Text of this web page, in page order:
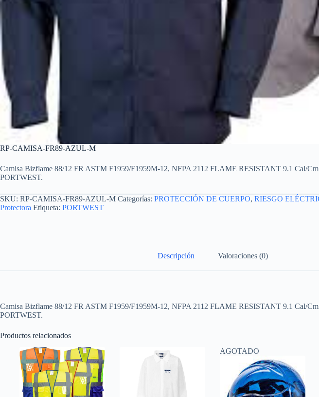
RP-CAMISA-FR89-AZUL-M
Camisa Bizflame 88/12 FR ASTM F1959/F1959M-12, NFPA 2112 FLAME RESISTANT 9.1 Cal/
PORTWEST.
SKU: RP-CAMISA-FR89-AZUL-M Categorías: PROTECCIÓN DE CUERPO, RIESGO
Protectora Etiqueta: PORTWEST
Descripción Valoraciones (0)
Camisa Bizflame 88/12 FR ASTM F1959/F1959M-12, NFPA 2112 FLAME RESISTANT 9.1 Cal/
PORTWEST.
Productos relacionados
AGOTADO